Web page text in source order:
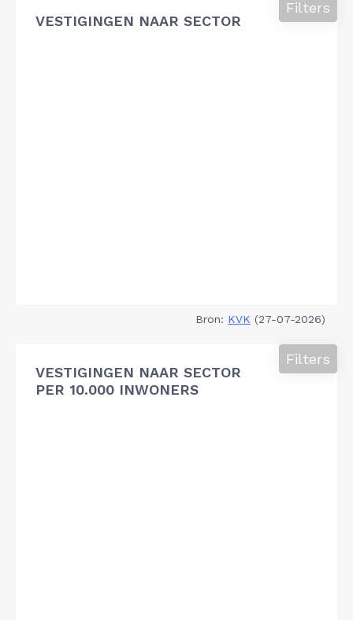
VESTIGINGEN NAAR SECTOR
Filters
Bron: KVK (27-07-2026)
VESTIGINGEN NAAR SECTOR
PER 10.000 INWONERS
Filters